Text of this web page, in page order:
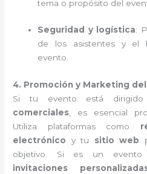
tema o propósito del
Seguridad y logística:
de los asistentes y el
evento.
4. Promoción y Marketing
Si tu evento está
comerciales, es esencial
Utiliza plataformas como
electrónico y tu sitio web
objetivo. Si es un evento
invitaciones